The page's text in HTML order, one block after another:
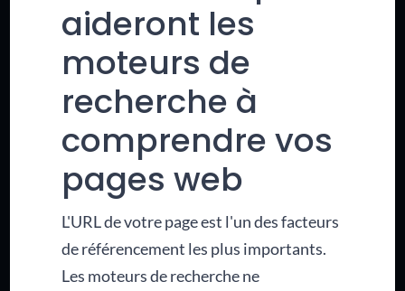
aideront les
moteurs de
recherche à
comprendre vos
pages web
L'URL de votre page est l'un des facteurs
de référencement les plus importants.
Les moteurs de recherche ne